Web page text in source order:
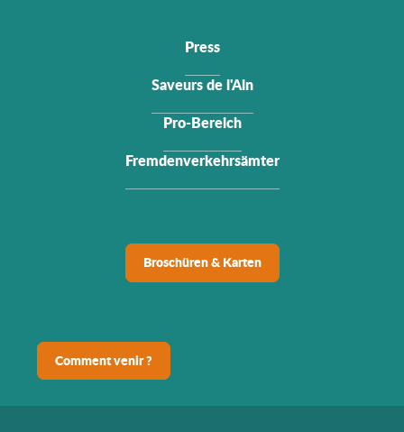
Press
Saveurs de l'Ain
Pro-Bereich
Fremdenverkehrsämter
Broschüren & Karten
Comment venir ?